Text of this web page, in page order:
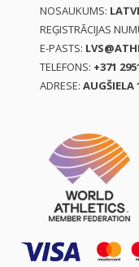
NOSAUKUMS:
REĢISTRĀCIJAS
E-PASTS:
TELEFONS: +371
ADRESE: AUGŠIELA